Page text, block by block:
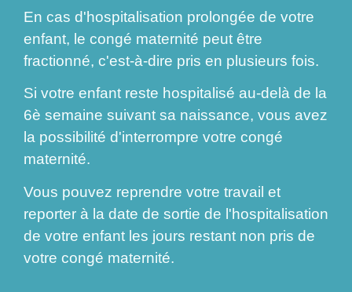
En cas d'hospitalisation prolongée de votre
enfant, le congé maternité peut être
fractionné, c'est-à-dire pris en plusieurs fois.
Si votre enfant reste hospitalisé au-delà de la
6è semaine suivant sa naissance, vous avez
la possibilité d'interrompre votre congé
maternité.
Vous pouvez reprendre votre travail et
reporter à la date de sortie de l'hospitalisation
de votre enfant les jours restant non pris de
votre congé maternité.